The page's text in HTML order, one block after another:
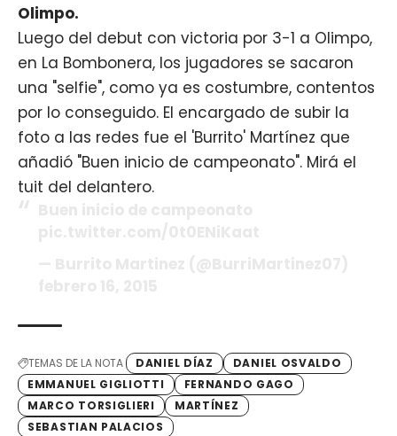
Olimpo.
Luego del debut con victoria por 3-1 a Olimpo,
en La Bombonera, los jugadores se sacaron
una "selfie", como ya es costumbre, contentos
por lo conseguido. El encargado de subir la
foto a las redes fue el 'Burrito' Martínez que
añadió "Buen inicio de campeonato". Mirá el
tuit del delantero.
TEMAS DE LA NOTA DANIEL DÍAZ
DANIEL OSVALDO
EMMANUEL GIGLIOTTI
FERNANDO GAGO
MARCO TORSIGLIERI
MARTÍNEZ
SEBASTIAN PALACIOS